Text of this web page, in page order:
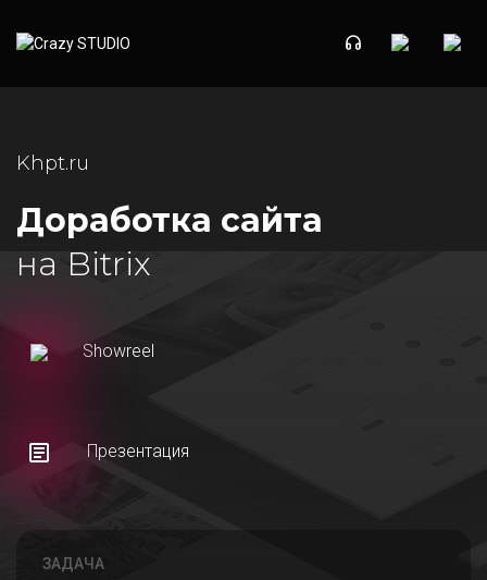
Khpt.ru
Доработка сайта
на Bitrix
Showreel
Презентация
ЗАДАЧА